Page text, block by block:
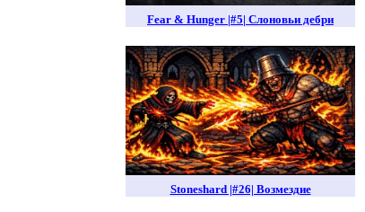
Fear & Hunger |#5| Слоновьи дебри
Stoneshard |#26| Возмездие